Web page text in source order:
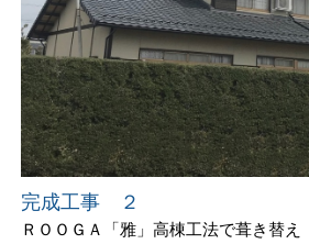
完成工事 ２
ＲＯＯＧＡ「雅」高棟工法で葺き替え